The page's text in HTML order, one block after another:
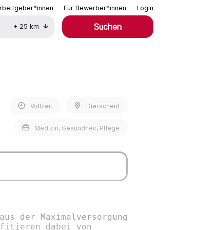
Für Bewerber*innen Login
+ 25 km Suchen
Vollzeit Dierscheid
Medizin, Gesundheit, Pflege
der Maximalversorgung
dabei von